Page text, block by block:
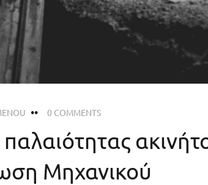
0 COMMENTS
Μηχανικού